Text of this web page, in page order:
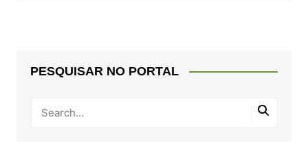
PESQUISAR NO PORTAL